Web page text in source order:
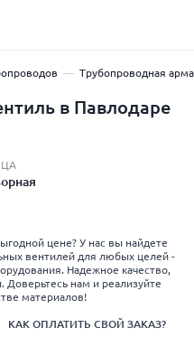
Трубопроводная
в Павлодаре
цене? У нас вы найдете
вентилей для любых целей -
Надежное качество,
нам и реализуйте
материалов!
КАК ОПЛАТИТЬ СВОЙ ЗАКАЗ?